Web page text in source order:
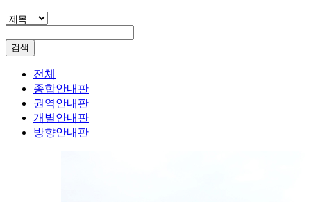
검색
전체
종합안내판
권역안내판
개별안내판
방향안내판